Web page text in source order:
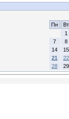
Пн
Вт
1
7
8
14
15
21
22
28
29